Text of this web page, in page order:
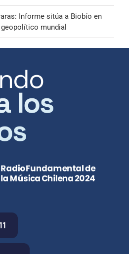
Informe sitúa a Biobío en
mundial
los